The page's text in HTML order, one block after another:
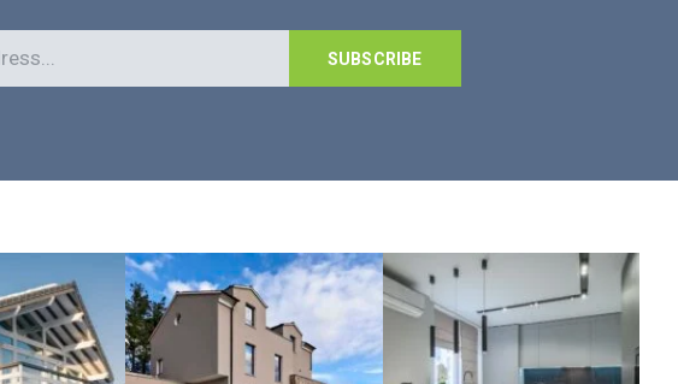
SUBSCRIBE